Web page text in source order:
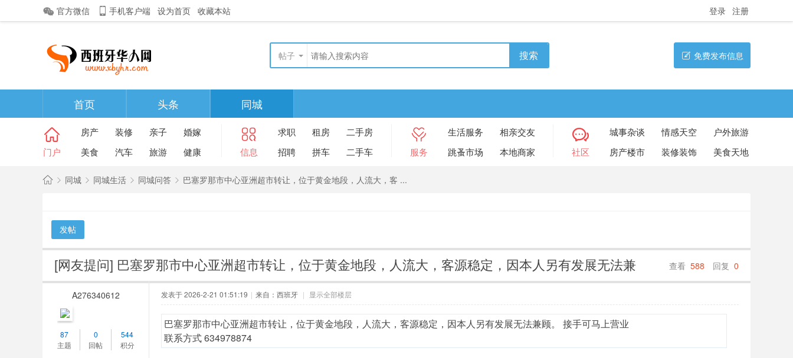
官方微信 手机客户端 设为首页 收藏本站 登录 注册
帖子 搜索 免费发布信息
首页 头条 同城
门户
房产 装修 亲子
婚嫁
美食
汽车 旅游 健康 信息
求职 租房
二手房
招聘
拼车 二手车 服务
生活服务
相亲交友
跳蚤市场
本地商家 社区
城事杂谈 情感天空
户外旅游
房产楼市
装修装饰 美食天地
华
网
»
同城 同城生活 同城问答 巴塞罗那市中心亚洲超市转让，位于黄金地段，人流大，客 ...
发帖
查看 588 回复 0
[网友提问] 巴塞罗那市中心亚洲超市转让，位于黄金地段，人流大，客源稳定，因本人另有发展无法兼
A276340612
87
主题
0
回帖
544
积分
发表于 2026-2-21 01:51:19 | 来自：西班牙 | 显示全部楼层
巴塞罗那市中心亚洲超市转让，位于黄金地段，人流大，客源稳定，因本人另有发展无法兼顾。 接手可马上营业
联系方式 634978874